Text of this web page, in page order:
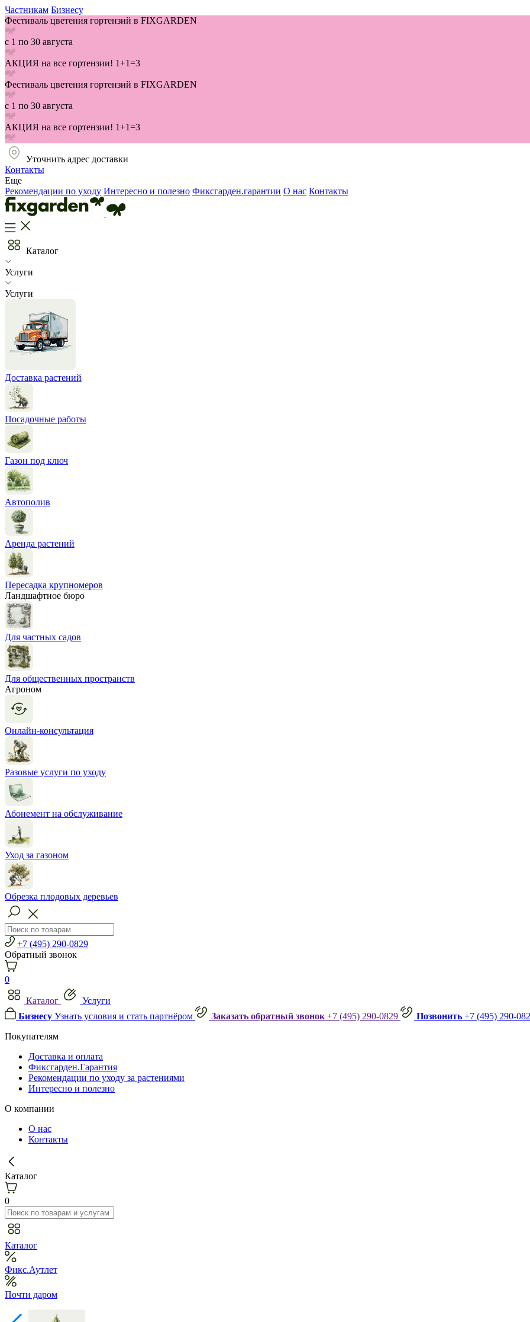
Частникам Бизнесу
Фестиваль цветения гортензий в FIXGARDEN
с 1 по 30 августа
АКЦИЯ на все гортензии! 1+1=3
Фестиваль цветения гортензий в FIXGARDEN
с 1 по 30 августа
АКЦИЯ на все гортензии! 1+1=3
Уточнить адрес доставки
Контакты
Еще
Рекомендации по уходу Интересно и полезно Фиксгарден.гарантии О нас Контакты
Каталог
Услуги
Услуги
Доставка растений
Посадочные работы
Газон под ключ
Автополив
Аренда растений
Пересадка крупномеров
Ландшафтное бюро
Для частных садов
Для общественных пространств
Агроном
Онлайн-консультация
Разовые услуги по уходу
Абонемент на обслуживание
Уход за газоном
Обрезка плодовых деревьев
+7 (495) 290-0829
Обратный звонок
0
Каталог
Услуги
Бизнесу Узнать условия и стать партнёром Заказать обратный звонок +7 (495) 290-0829 Позвонить +7 (495) 290-
Покупателям
Доставка и оплата
Фиксгарден.Гарантия
Рекомендации по уходу за растениями
Интересно и полезно
О компании
О нас
Контакты
Каталог
0
Каталог
Фикс.Аутлет
Почти даром